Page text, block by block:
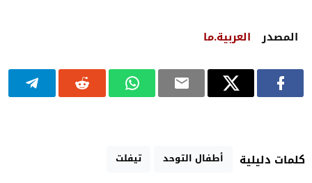
المصدر العربية.ما
كلمات دليلية أطفال التوحد تيفلت